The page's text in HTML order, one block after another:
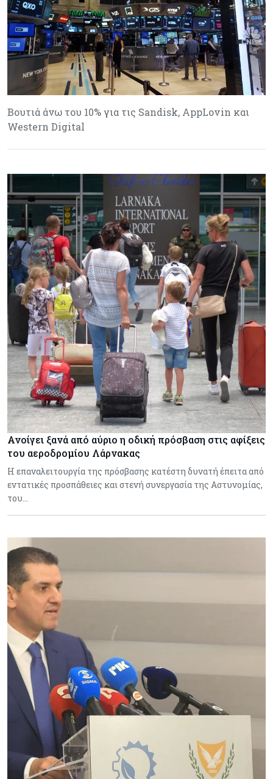
Βουτιά άνω του 10% για τις Sandisk, AppLovin και
Western Digital
Ανοίγει ξανά από αύριο η οδική πρόσβαση στις αφίξεις
του αεροδρομίου Λάρνακας
Η επαναλειτουργία της πρόσβασης κατέστη δυνατή έπειτα από
εντατικές προσπάθειες και στενή συνεργασία της Αστυνομίας,
του…